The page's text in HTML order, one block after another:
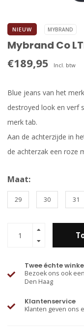
NIEUW MYBRAND
Mybrand Co
€189,95 Incl. btw
Blue jeans van het
destroyed look en verf
merk tab.
Aan de achterzijde in
de achterzak een roze
Maat:
29 30 31
Twee échte
Bezoek ons ook
Den Haag
Klantenservice
Klanten geven ons